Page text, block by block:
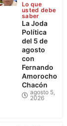
Lo que
usted debe
saber
La Joda
Política
del 5 de
agosto
con
Fernando
Amorocho
Chacón
agosto 5,
2026